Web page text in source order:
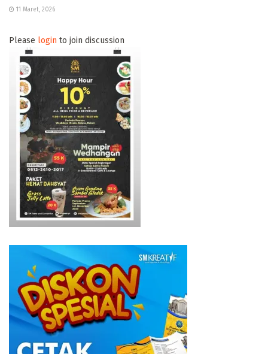
11 Maret, 2026
Please login to join discussion